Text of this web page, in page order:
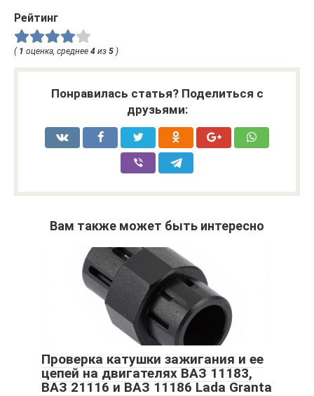
Рейтинг
( 1 оценка, среднее 4 из 5 )
Понравилась статья? Поделиться с
друзьями:
Вам также может быть интересно
Проверка катушки зажигания и ее
цепей на двигателях ВАЗ 11183,
ВАЗ 21116 и ВАЗ 11186 Lada Granta